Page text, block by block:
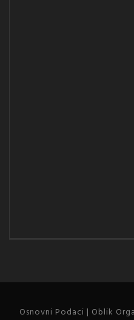
Osnovni Podaci | Oblik